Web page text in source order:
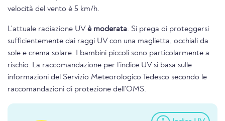
velocità del vento è 5 km/h.
L'attuale radiazione UV è moderata. Si prega di proteggersi
sufficientemente dai raggi UV con una maglietta, occhiali da
sole e crema solare. I bambini piccoli sono particolarmente a
rischio. La raccomandazione per l'indice UV si basa sulle
informazioni del Servizio Meteorologico Tedesco secondo le
raccomandazioni di protezione dell'OMS.